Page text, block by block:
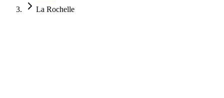
La Rochelle